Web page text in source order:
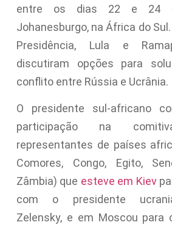
entre os dias 22 e 24
Johanesburgo, na África do
Presidência, Lula e
discutiram opções para
conflito entre Rússia e Ucrânia.
O presidente sul-africano
participação na
representantes de países
Comores, Congo, Egito,
Zâmbia) que esteve em Kiev
com o presidente
Zelensky, e em Moscou para